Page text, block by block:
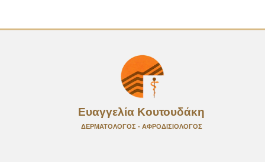
Ευαγγελία Κουτουδάκη
ΔΕΡΜΑΤΟΛΟΓΟΣ - ΑΦΡΟΔΙΣΙΟΛΟΓΟΣ